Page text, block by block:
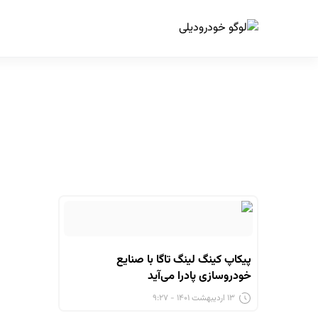
پیکاپ کینگ لینگ تاگا با صنایع
خودروسازی پادرا می‌آید
۱۳ اردیبهشت ۱۴۰۱ - ۹:۲۷